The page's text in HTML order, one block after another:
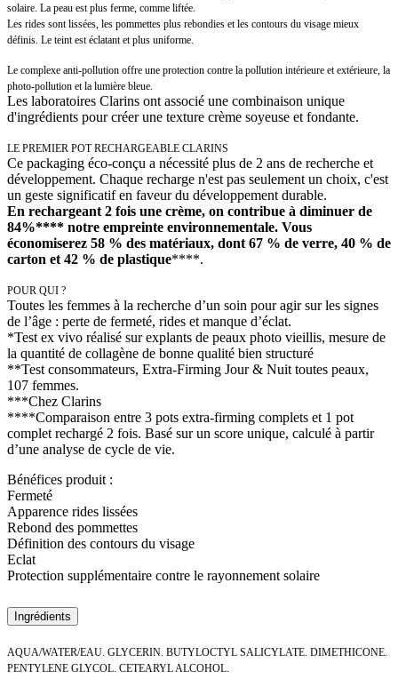
solaire. La peau est plus ferme, comme liftée.
Les rides sont lissées, les pommettes plus rebondies et les contours du visage mieux
définis. Le teint est éclatant et plus uniforme.
Le complexe anti-pollution offre une protection contre la pollution intérieure et extérieure, la
photo-pollution et la lumière bleue.
Les laboratoires Clarins ont associé une combinaison unique
d'ingrédients pour créer une texture crème soyeuse et fondante.
LE PREMIER POT RECHARGEABLE CLARINS
Ce packaging éco-conçu a nécessité plus de 2 ans de recherche et
développement. Chaque recharge n'est pas seulement un choix, c'est
un geste significatif en faveur du développement durable.
En rechargeant 2 fois une crème, on contribue à diminuer de
84%**** notre empreinte environnementale. Vous
économiserez 58 % des matériaux, dont 67 % de verre, 40 % de
carton et 42 % de plastique****.
POUR QUI ?
Toutes les femmes à la recherche d’un soin pour agir sur les signes
de l’âge : perte de fermeté, rides et manque d’éclat.
*Test ex vivo réalisé sur explants de peaux photo vieillis, mesure de
la quantité de collagène de bonne qualité bien structuré
**Test consommateurs, Extra-Firming Jour & Nuit toutes peaux,
107 femmes.
***Chez Clarins
****Comparaison entre 3 pots extra-firming complets et 1 pot
complet rechargé 2 fois. Basé sur un score unique, calculé à partir
d’une analyse de cycle de vie.
Bénéfices produit :
Fermeté
Apparence rides lissées
Rebond des pommettes
Définition des contours du visage
Eclat
Protection supplémentaire contre le rayonnement solaire
Ingrédients
AQUA/WATER/EAU. GLYCERIN. BUTYLOCTYL SALICYLATE. DIMETHICONE.
PENTYLENE GLYCOL. CETEARYL ALCOHOL.